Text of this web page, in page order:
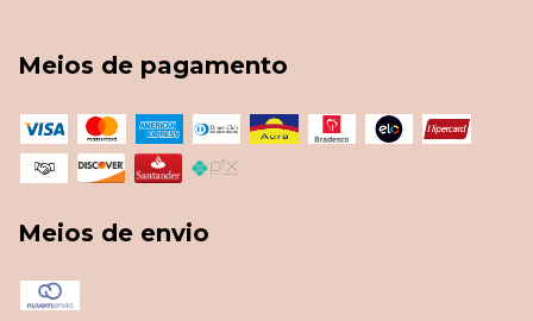
Meios de pagamento
Meios de envio